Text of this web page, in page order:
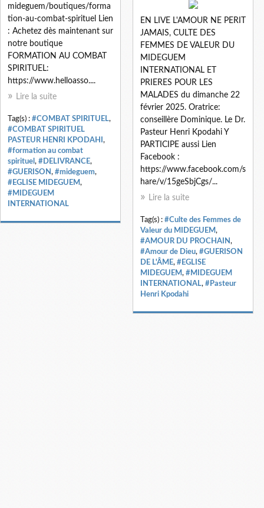
mideguem/boutiques/forma
tion-au-combat-spirituel Lien
: Achetez dès maintenant sur
notre boutique
FORMATION AU COMBAT
SPIRITUEL:
https://www.helloasso....
Lire la suite
Tag(s) : #COMBAT SPIRITUEL,
#COMBAT SPIRITUEL
PASTEUR HENRI KPODAHI ,
#formation au combat
spirituel , #DELIVRANCE,
#GUERISON, #mideguem,
#EGLISE MIDEGUEM,
#MIDEGUEM
INTERNATIONAL
EN LIVE L'AMOUR NE PERIT
JAMAIS, CULTE DES
FEMMES DE VALEUR DU
MIDEGUEM
INTERNATIONAL ET
PRIERES POUR LES
MALADES du dimanche 22
février 2025. Oratrice:
conseillère Dominique. Le Dr.
Pasteur Henri Kpodahi Y
PARTICIPE aussi Lien
Facebook :
https://www.facebook.com/s
hare/v/15geSbjCgs/...
Lire la suite
Tag(s) : #Culte des Femmes de
Valeur du MIDEGUEM,
#AMOUR DU PROCHAIN,
#Amour de Dieu, #GUERISON
DE L'ÂME, #EGLISE
MIDEGUEM, #MIDEGUEM
INTERNATIONAL, #Pasteur
Henri Kpodahi